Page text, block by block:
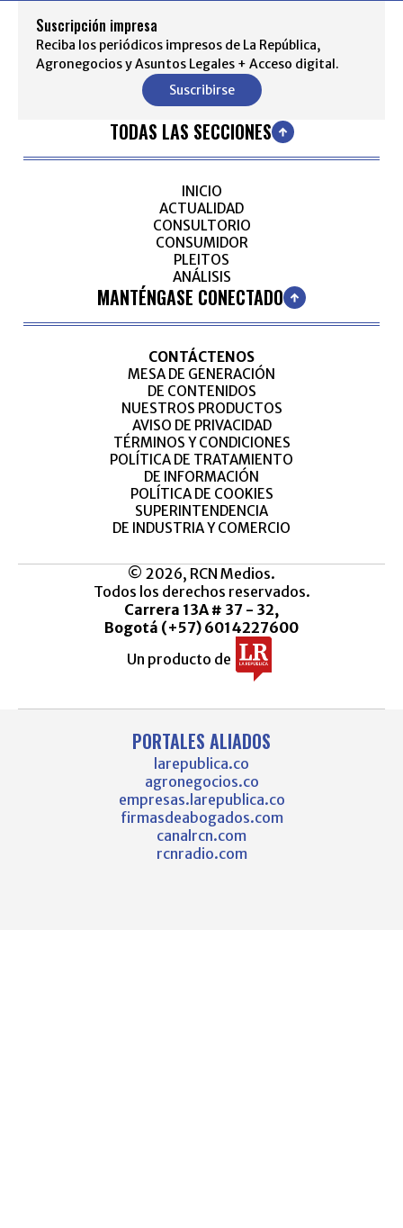
Suscripción impresa
Reciba los periódicos impresos de La República,
Agronegocios y Asuntos Legales + Acceso digital.
Suscribirse
TODAS LAS SECCIONES
INICIO
ACTUALIDAD
CONSULTORIO
CONSUMIDOR
PLEITOS
ANÁLISIS
MANTÉNGASE CONECTADO
CONTÁCTENOS
MESA DE GENERACIÓN
DE CONTENIDOS
NUESTROS PRODUCTOS
AVISO DE PRIVACIDAD
TÉRMINOS Y CONDICIONES
POLÍTICA DE TRATAMIENTO
DE INFORMACIÓN
POLÍTICA DE COOKIES
SUPERINTENDENCIA
DE INDUSTRIA Y COMERCIO
© 2026, RCN Medios.
Todos los derechos reservados.
Carrera 13A # 37 - 32,
Bogotá (+57) 6014227600
Un producto de
PORTALES ALIADOS
larepublica.co
agronegocios.co
empresas.larepublica.co
firmasdeabogados.com
canalrcn.com
rcnradio.com